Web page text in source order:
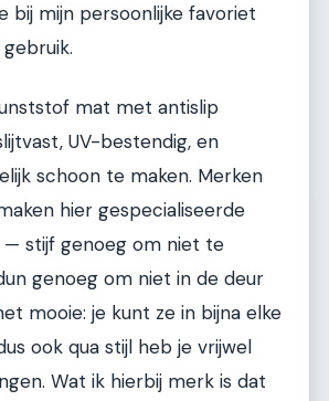
bij mijn persoonlijke favoriet
mat met antislip
UV-bestendig, en
schoon te maken. Merken
hier gespecialiseerde
— stijf genoeg om niet te
genoeg om niet in de deur
mooie: je kunt ze in bijna elke
ook qua stijl heb je vrijwel
Wat ik hierbij merk is dat